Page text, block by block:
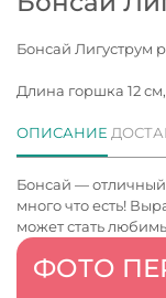
Бонсай Лигуструм
Длина горшка 12
ФОТО
ОПИСАНИЕ
Бонсай — отличный
много что есть!
может стать